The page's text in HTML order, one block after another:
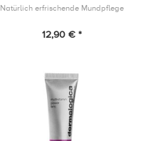
Natürlich erfrischende Mundpflege
12,90 € *